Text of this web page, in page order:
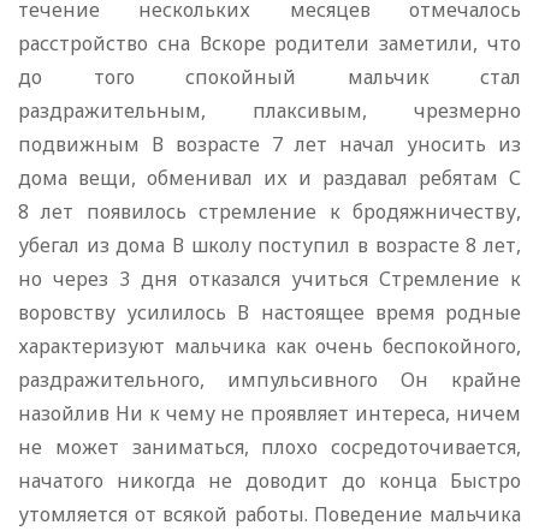
течение нескольких месяцев отмечалось
расстройство сна Вскоре родители заметили, что
до того спокойный мальчик стал
раздражительным, плаксивым, чрезмерно
подвижным В возрасте 7 лет начал уносить из
дома вещи, обменивал их и раздавал ребятам С
8 лет появилось стремление к бродяжничеству,
убегал из дома В школу поступил в возрасте 8 лет,
но через 3 дня отказался учиться Стремление к
воровству усилилось В настоящее время родные
характеризуют мальчика как очень беспокойного,
раздражительного, импульсивного Он крайне
назойлив Ни к чему не проявляет интереса, ничем
не может заниматься, плохо сосредоточивается,
начатого никогда не доводит до конца Быстро
утомляется от всякой работы. Поведение мальчика